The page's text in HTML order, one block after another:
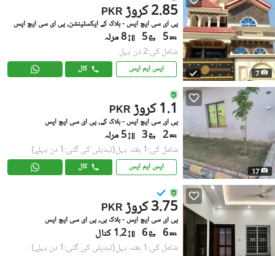
7
PKR 2.85 کروڑ
پی ای سی ایچ ایس - بلاک کے ایکسٹینشن, پی ای سی ایچ ایس
5
5 8 مرلہ
شامل کی:2 دن پہل
ایس ایم ایس کال
17
PKR 1.1 کروڑ
پی ای سی ایچ ایس - بلاک کے, پی ای سی ایچ ایس
2
3 5 مرلہ
شامل کی:1 ہفتہ پہل (تبدیلی کی گئی:1 دن پہلے)
ایس ایم ایس کال
PKR 3.75 کروڑ
پی ای سی ایچ ایس - بلاک بی, پی ای سی ایچ ایس
6
6 1.2 کنال
شامل کی:1 ہفتہ پہل (تبدیلی کی گئی:1 دن پہلے)